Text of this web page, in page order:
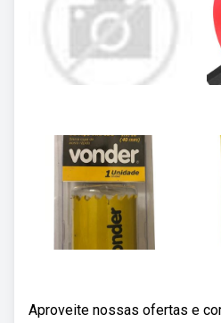
Aproveite nossas ofertas e